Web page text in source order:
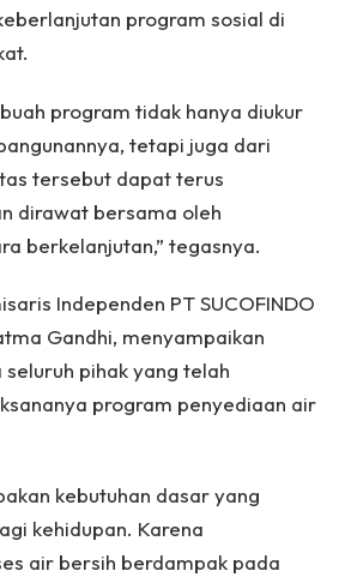
program sosial di
program tidak hanya diukur
tetapi juga dari
tersebut dapat terus
dirawat bersama oleh
berkelanjutan,” tegasnya.
Independen PT SUCOFINDO
Gandhi, menyampaikan
pihak yang telah
program penyediaan air
kebutuhan dasar yang
kehidupan. Karena
air bersih berdampak pada